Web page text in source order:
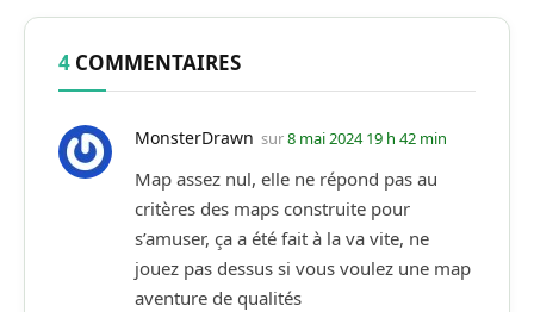
4 COMMENTAIRES
MonsterDrawn sur8 mai 2024 19 h 42 min
Map assez nul, elle ne répond pas au
critères des maps construite pour
s’amuser, ça a été fait à la va vite, ne
jouez pas dessus si vous voulez une map
aventure de qualités